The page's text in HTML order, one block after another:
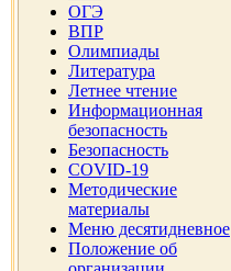
ОГЭ
ВПР
Олимпиады
Литература
Летнее чтение
Информационная
безопасность
Безопасность
COVID-19
Методические
материалы
Меню десятидневное
Положение об